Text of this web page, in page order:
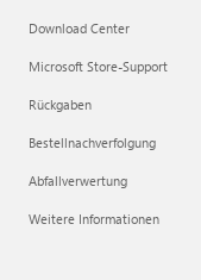
Download Center
Microsoft Store-Support
Rückgaben
Bestellnachverfolgung
Abfallverwertung
Weitere Informationen